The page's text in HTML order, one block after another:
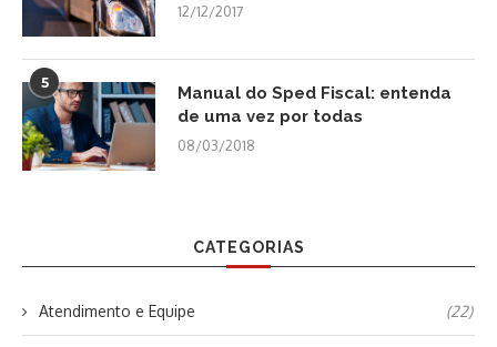
12/12/2017
5
Manual do Sped Fiscal: entenda
de uma vez por todas
08/03/2018
CATEGORIAS
Atendimento e Equipe (22)